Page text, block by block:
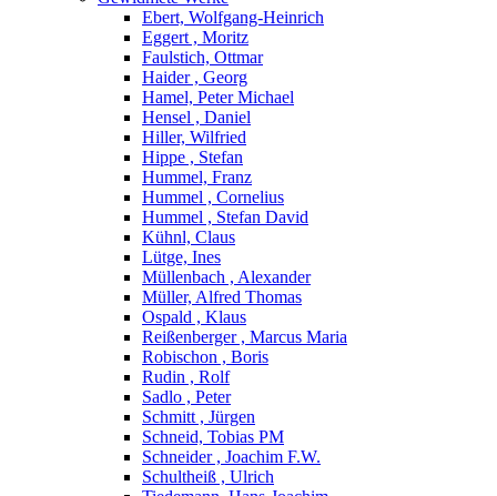
Ebert, Wolfgang-Heinrich
Eggert , Moritz
Faulstich, Ottmar
Haider , Georg
Hamel, Peter Michael
Hensel , Daniel
Hiller, Wilfried
Hippe , Stefan
Hummel, Franz
Hummel , Cornelius
Hummel , Stefan David
Kühnl, Claus
Lütge, Ines
Müllenbach , Alexander
Müller, Alfred Thomas
Ospald , Klaus
Reißenberger , Marcus Maria
Robischon , Boris
Rudin , Rolf
Sadlo , Peter
Schmitt , Jürgen
Schneid, Tobias PM
Schneider , Joachim F.W.
Schultheiß , Ulrich